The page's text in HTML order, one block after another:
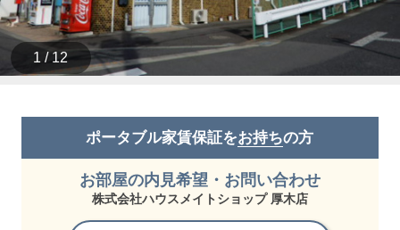
1 / 12
ポータブル家賃保証をお持ちの方
お部屋の内見希望・お問い合わせ
株式会社ハウスメイトショップ 厚木店